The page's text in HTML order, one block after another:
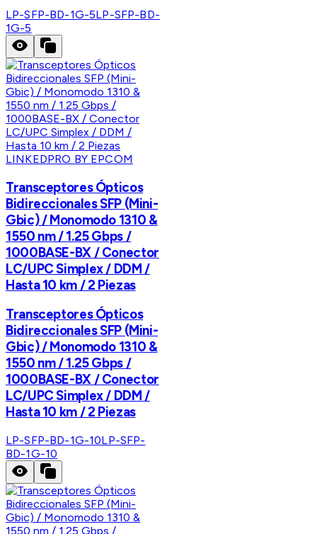
LP-SFP-BD-1G-5LP-SFP-BD-
1G-5
LINKEDPRO BY EPCOM
Transceptores Ópticos
Bidireccionales SFP (Mini-
Gbic) / Monomodo 1310 &
1550 nm / 1.25 Gbps /
1000BASE-BX / Conector
LC/UPC Simplex / DDM /
Hasta 10 km / 2 Piezas
Transceptores Ópticos
Bidireccionales SFP (Mini-
Gbic) / Monomodo 1310 &
1550 nm / 1.25 Gbps /
1000BASE-BX / Conector
LC/UPC Simplex / DDM /
Hasta 10 km / 2 Piezas
LP-SFP-BD-1G-10LP-SFP-
BD-1G-10